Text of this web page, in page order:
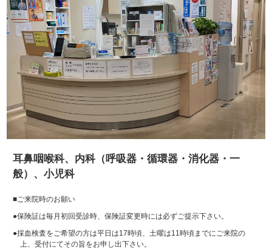
耳鼻咽喉科、内科（呼吸器・循環器・消化器・一
般）、小児科
■ご来院時のお願い
●保険証は毎月初回受診時、保険証変更時には必ずご提示下さい。
●採血検査をご希望の方は平日は17時頃、土曜は11時頃までにご来院の
上、受付にてその旨をお申し出下さい。